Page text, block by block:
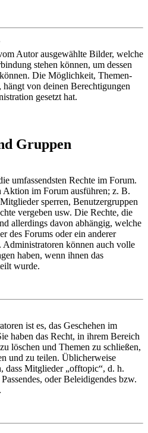
Autor ausgewählte Bilder, welche
stehen können, um dessen
Die Möglichkeit, Themen-
von deinen Berechtigungen
gesetzt hat.
Gruppen
umfassendsten Rechte im Forum.
Aktion im Forum ausführen; z. B.
sperren, Benutzergruppen
vergeben usw. Die Rechte, die
allerdings davon abhängig, welche
des Forums oder ein anderer
können auch volle
haben, wenn ihnen das
wurde.
ist es, das Geschehen im
haben das Recht, in ihrem Bereich
löschen und Themen zu schließen,
und zu teilen. Üblicherweise
dass Mitglieder „offtopic“, d. h.
oder Beleidigendes bzw.